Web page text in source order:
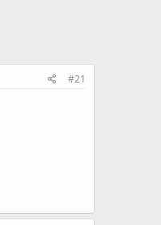
#21